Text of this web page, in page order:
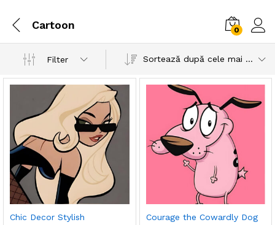
Cartoon 0
Filter Sortează după cele mai recente
Chic Decor Stylish Courage the Cowardly Dog